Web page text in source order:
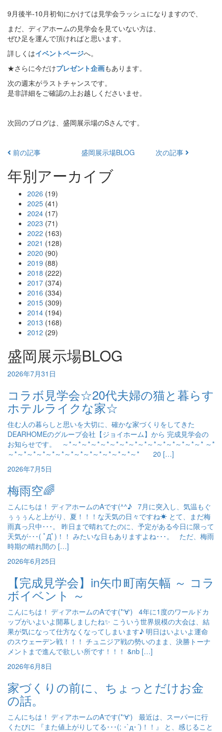
9月後半-10月初旬にかけては見学会ラッシュになりますので、
まだ、ディアホームの見学会を見ていない方は、
ぜひ足を運んで頂ければと思います。
詳しくはイベントページへ。
★さらに今だけプレゼント企画もあります。
次の週末がラストチャンスです。
是非詳細をご確認の上お越しくださいませ。
次回のブログは、盛岡展示場のSさんです。
前の記事 盛岡展示場BLOG 次の記事
年別アーカイブ
2026 (19)
2025 (41)
2024 (17)
2023 (71)
2022 (163)
2021 (128)
2020 (90)
2019 (88)
2018 (222)
2017 (374)
2016 (334)
2015 (309)
2014 (194)
2013 (168)
2012 (29)
盛岡展示場BLOG
2026年7月31日
コラボ見学会☆20代夫婦の猫と暮らす
ホテルライクな家☆
住む人の暮らしと思いを大切に、確かな家づくりをしてきた
DEARHOMEのグループ会社【ジョイホーム】から 完成見学会の
お知らせです。 ～*～*～*～*～*～*～*～*～*～*～*～*～*～*～* ～*
～*～*～*～*～*～*～*～*～*～*～*～*～*～* 20 […]
2026年7月5日
梅雨空🌈
こんにちは！ ディアホームのAです(^^♪ 7月に突入し、気温もぐ
ぅぅぅんと上がり、夏！！！な天気の日々ですね☀ とて、まだ梅
雨真っ只中･･･。 昨日まで晴れてたのに、予定がある今日に限って
天気が･･･( ﾟДﾟ)！！ みたいな日もありますよね･･･。 ただ、梅雨
時期の晴れ間の […]
2026年6月25日
【完成見学会】in矢巾町南矢幅 ～ コラ
ボイベント ～
こんにちは！ ディアホームのAです(*‘∀‘) 4年に1度のワールドカ
ップがいよいよ開幕しましたね✨ こういう世界規模の大会は、結
果が気になって仕方なくなってしまいます♪ 明日はいよいよ運命
のスウェーデン戦！！！ チュニジア戦の勢いのまま、決勝トーナ
メントまで進んで欲しい所です！！！ &nb […]
2026年6月8日
家づくりの前に、ちょっとだけお金
の話。
こんにちは！ ディアホームのAです(*‘∀‘) 最近は、スーパーに行
くたびに 『また値上がりしてる･･･(; ･`д･´)！！』 と、感じること